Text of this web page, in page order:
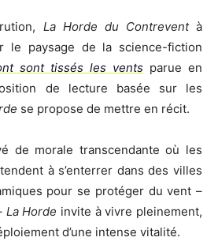
La Horde du Contreventà
le paysage de la science-fiction
sont tissés les vents parue en
de lecture basée sur les
se propose de mettre en récit.
de morale transcendante où les
à s’enterrer dans des villes
pour se protéger du vent –
La Horde invite à vivre pleinement,
d’une intense vitalité.